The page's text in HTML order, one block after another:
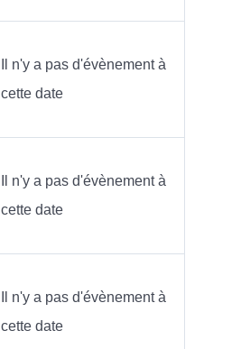
Il n'y a pas d'évènement à
cette date
Il n'y a pas d'évènement à
cette date
Il n'y a pas d'évènement à
cette date